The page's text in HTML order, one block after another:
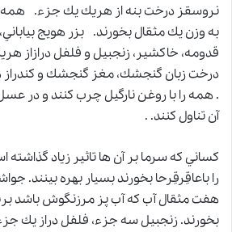
نروسقز درخت بنه از هريك يك جزء.
به وزن يك مثقال بخورند. بزر هويج
قدومه، خاكشير، زنجبيل و فلفل درازاز
درخت زبان گنجشك، مغز گنجشك و
. همه را با روغن نارگيل چرب كنند و در
آن تناول كنند. .
كساني كه سرما بر آن ها تاثير زياد
را باعاقِرقِرحا بخورند بسيار بهره بينند.
هفت مثقال آب كه آب پز مرزنگوش باشد
بخورند. زنجبيل سه جزء، فلفل دراز يك